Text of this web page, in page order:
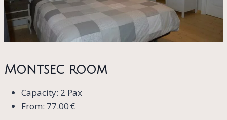
Montsec room
Capacity: 2 Pax
From: 77.00 €